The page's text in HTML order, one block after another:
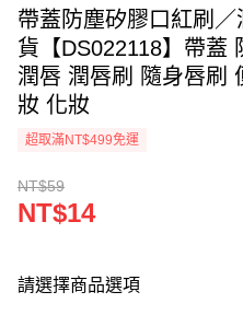
帶蓋防塵矽膠口紅刷
貨【DS022118】帶蓋
潤唇 潤唇刷 隨身唇刷
妝 化妝
超取滿NT$499免運
NT$59
NT$14
請選擇商品選項